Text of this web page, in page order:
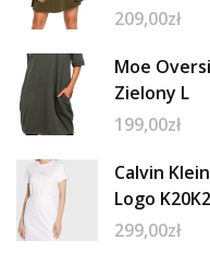
209,00zł
Moe
Zielony L
199,00zł
Calvin
Logo
299,00zł